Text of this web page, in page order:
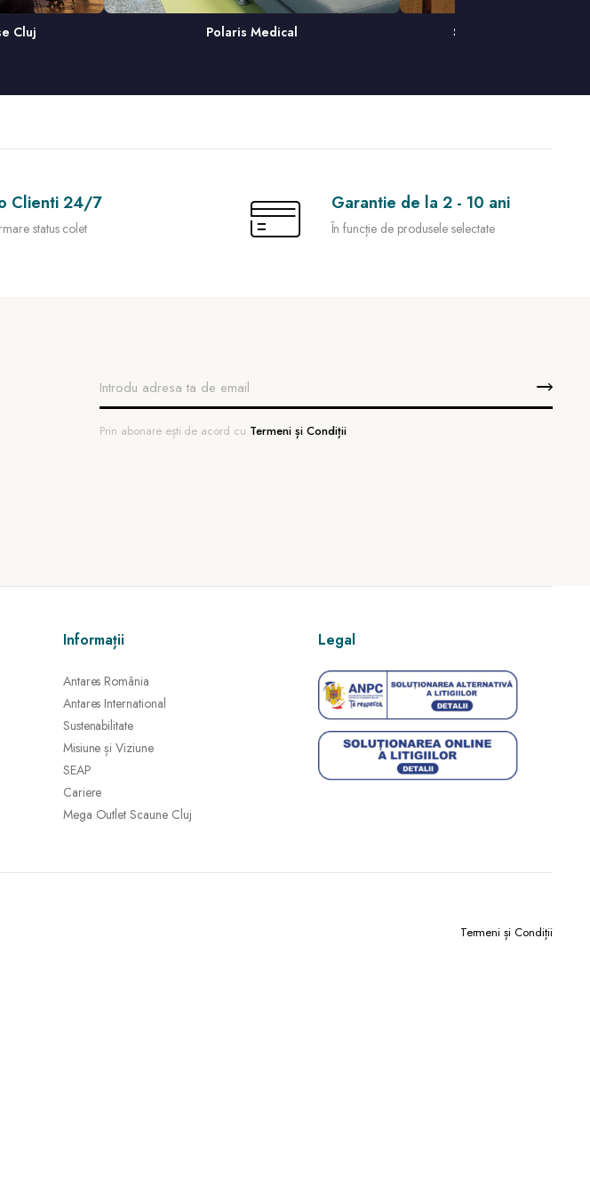
Sala Auditorium Miercurea Ciuc Antares Bulgaria
Clienti 24/7
status colet
Garantie de la 2 - 10 ani
În funcție de produsele selectate
Prin abonare ești de acord cu Termeni și Condiții
Informații
Antares România
Antares International
Sustenabilitate
Misiune și Viziune
SEAP
Cariere
Mega Outlet Scaune Cluj
Legal
Termeni și Condiții